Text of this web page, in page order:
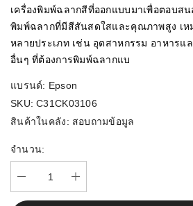
เครื่องพิมพ์ฉลากสีที่ออกแบบมาเพื่อตอบสน
พิมพ์ฉลากที่มีสีสันสดใสและคุณภาพสูง เห
หลายประเภท เช่น อุตสาหกรรม อาหารแ
อื่นๆ ที่ต้องการพิมพ์ฉลากแบ
แบรนด์: Epson
SKU: C31CK03106
สินค้าในคลัง: สอบถามข้อมูล
จำนวน: